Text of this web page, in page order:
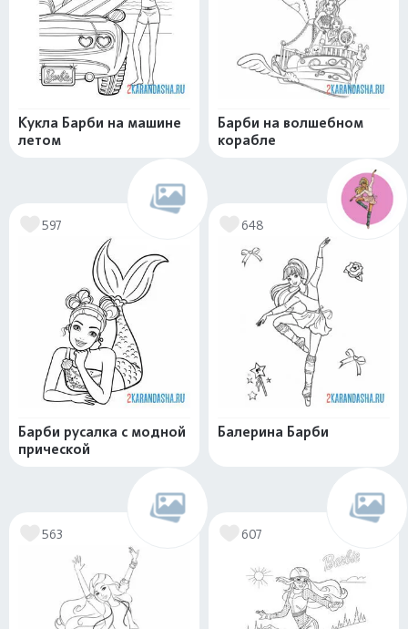
Кукла Барби на машине
летом
Барби на волшебном
корабле
597
Барби русалка с модной
прической
648
Балерина Барби
563 607